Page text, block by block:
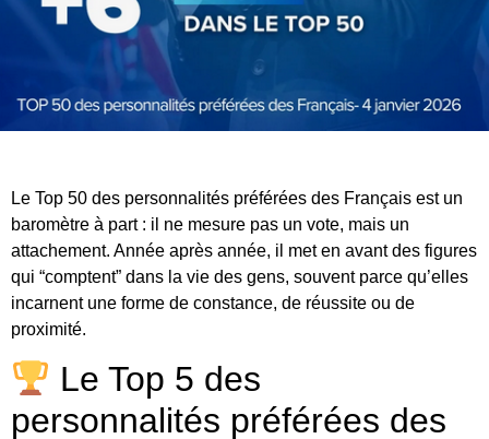
Le Top 50 des personnalités préférées des Français est un
baromètre à part : il ne mesure pas un vote, mais un
attachement. Année après année, il met en avant des figures
qui “comptent” dans la vie des gens, souvent parce qu’elles
incarnent une forme de constance, de réussite ou de
proximité.
Le Top 5 des
personnalités préférées des